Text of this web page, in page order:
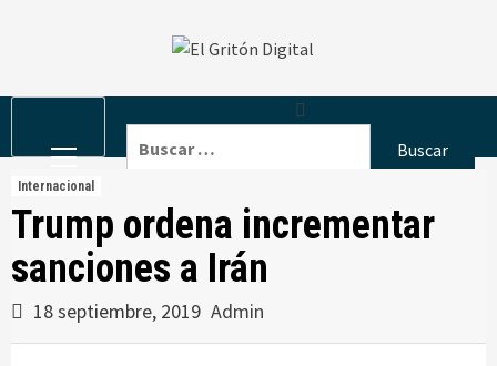
Menu
Internacional
Trump ordena incrementar
sanciones a Irán
18 septiembre, 2019 Admin